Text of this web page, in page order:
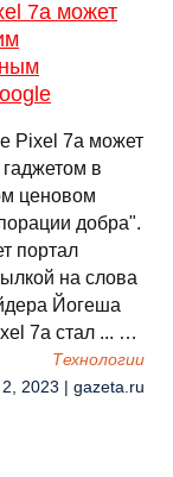
7a может
Pixel 7a может
в
ценовом
добра".
портал
на слова
Йогеша
7a стал ... …
Технологии
2023 | gazeta.ru